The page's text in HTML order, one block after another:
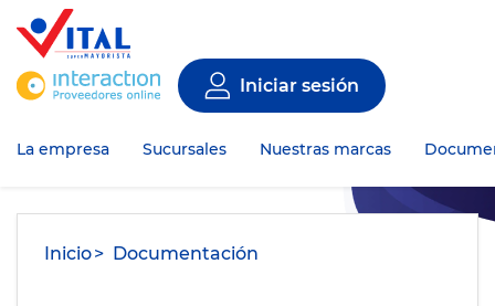
La empresa Sucursales Nuestras marcas
Iniciar sesión
Inicio Documentación